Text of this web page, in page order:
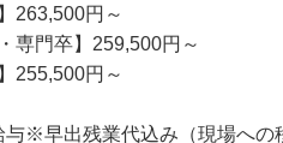
円～232,859円以上＋別
日の場合）
263,500円～
255,500円～